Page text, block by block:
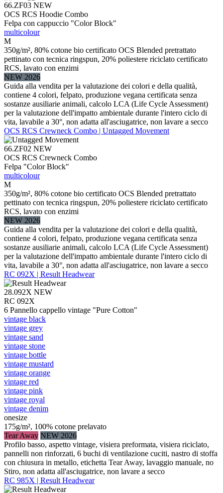
66.ZF03 NEW
OCS RCS Hoodie Combo
Felpa con cappuccio "Color Block"
multicolour
M
350g/m², 80% cotone bio certificato OCS Blended pretrattato
pettinato con tecnica ringspun, 20% poliestere riciclato certificato
RCS, lavato con enzimi
NEW 2026
Guida alla vendita per la valutazione dei colori e della qualità,
contiene 4 colori, felpato, produzione vegana certificata senza
sostanze ausiliarie animali, calcolo LCA (Life Cycle Assessment)
per la valutazione dell'impatto ambientale durante l'intero ciclo di
vita, lavabile a 30°, non adatta all'asciugatrice, non lavare a secco
OCS RCS Crewneck Combo | Untagged Movement
66.ZF02 NEW
OCS RCS Crewneck Combo
Felpa "Color Block"
multicolour
M
350g/m², 80% cotone bio certificato OCS Blended pretrattato
pettinato con tecnica ringspun, 20% poliestere riciclato certificato
RCS, lavato con enzimi
NEW 2026
Guida alla vendita per la valutazione dei colori e della qualità,
contiene 4 colori, felpato, produzione vegana certificata senza
sostanze ausiliarie animali, calcolo LCA (Life Cycle Assessment)
per la valutazione dell'impatto ambientale durante l'intero ciclo di
vita, lavabile a 30°, non adatta all'asciugatrice, non lavare a secco
RC 092X | Result Headwear
28.092X NEW
RC 092X
6 Pannello cappello vintage "Pure Cotton"
vintage black
vintage grey
vintage sand
vintage stone
vintage bottle
vintage mustard
vintage orange
vintage red
vintage pink
vintage royal
vintage denim
onesize
175g/m², 100% cotone prelavato
Tear Away NEW 2026
Profilo basso, aspetto vintage, visiera preformata, visiera riciclato,
pannelli non rinforzati, 6 buchi di ventilazione cuciti, nastro di stoffa
con chiusura in metallo, etichetta Tear Away, lavaggio manuale, no
Stiro, non adatta all'asciugatrice, non lavare a secco
RC 985X | Result Headwear